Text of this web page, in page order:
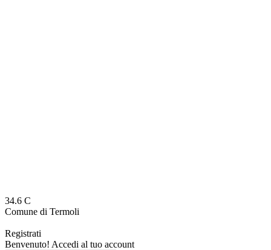
34.6 C
Comune di Termoli
Registrati
Benvenuto! Accedi al tuo account